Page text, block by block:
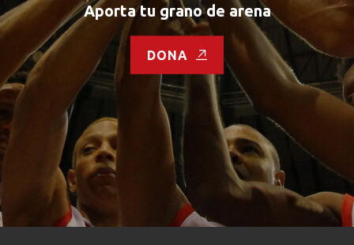
Aporta tu grano de arena
DONA